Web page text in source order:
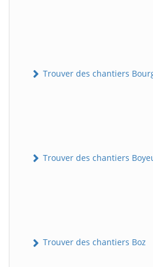
Trouver des chantiers
Trouver des chantiers
Trouver des chantiers Boz